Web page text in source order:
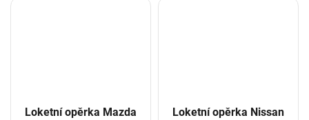
Loketní opěrka Mazda
Loketní opěrka Nissan